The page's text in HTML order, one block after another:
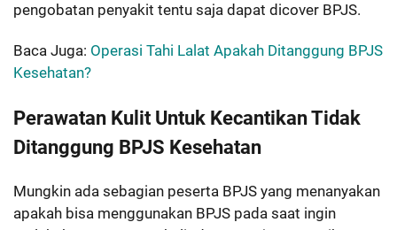
pengobatan penyakit tentu saja dapat dicover BPJS.
Baca Juga: Operasi Tahi Lalat Apakah Ditanggung BPJS
Kesehatan?
Perawatan Kulit Untuk Kecantikan Tidak
Ditanggung BPJS Kesehatan
Mungkin ada sebagian peserta BPJS yang menanyakan
apakah bisa menggunakan BPJS pada saat ingin